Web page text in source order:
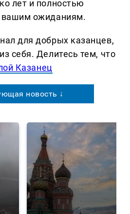
лет и полностью
вашим ожиданиям.
для добрых казанцев,
себя. Делитеcь тем, что
Казанец
новость ↓